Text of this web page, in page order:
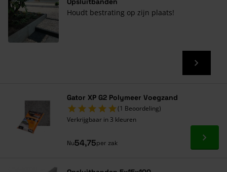
Houdt bestrating op zijn plaats!
Gator XP G2 Polymeer Voegzand
(1 Beoordeling)
Verkrijgbaar in 3 kleuren
Nu54,75per zak Ga